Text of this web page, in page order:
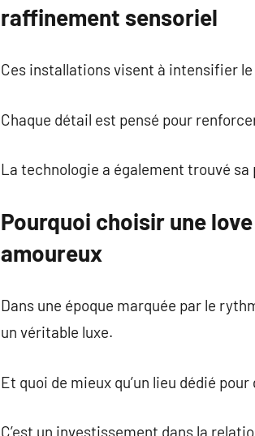
raffinement sensoriel
Ces installations visent à intensifier
Chaque détail est pensé pour
La technologie a également trouvé
Pourquoi choisir une
amoureux
Dans une époque marquée par le
un véritable luxe.
Et quoi de mieux qu’un lieu dédié
C’est un investissement dans la